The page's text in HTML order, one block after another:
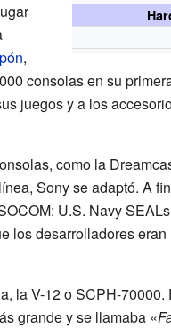
,
consolas en su
juegos y a los
como la
Sony se adaptó. A
U.S. Navy
los desarrolladores
la V-12 o SCPH-70000.
grande y se llamaba «